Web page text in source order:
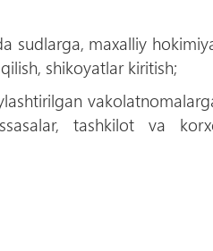
sudlarga, maxalliy
shikoyatlar kiritish;
tashkilot va